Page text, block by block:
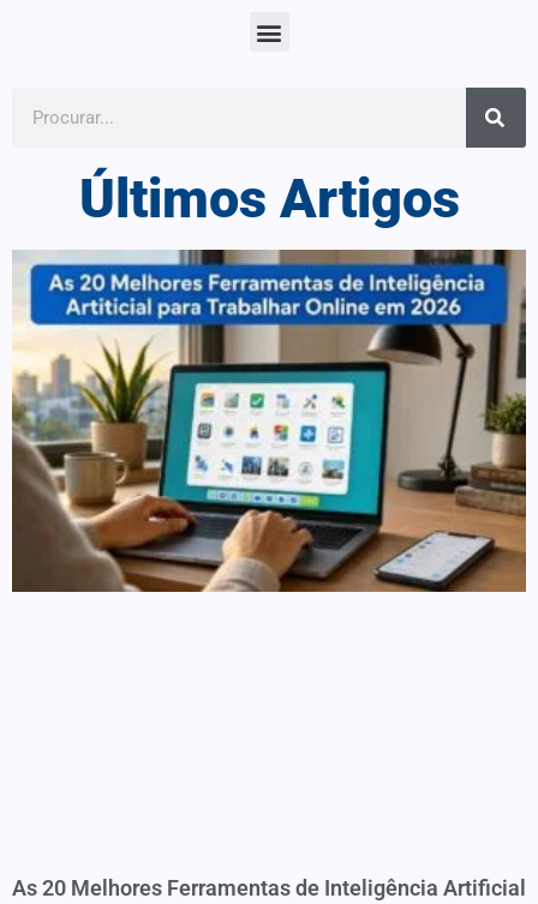
Últimos Artigos
As 20 Melhores Ferramentas de Inteligência Artificial